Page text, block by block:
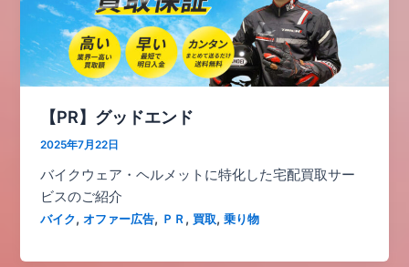
【PR】グッドエンド
2025年7月22日
バイクウェア・ヘルメットに特化した宅配買取サー
ビスのご紹介
バイク,オファー広告, ＰＲ , 買取,乗り物